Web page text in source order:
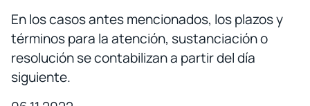
En los casos antes mencionados, los plazos y
términos para la atención, sustanciación o
resolución se contabilizan a partir del día
siguiente.